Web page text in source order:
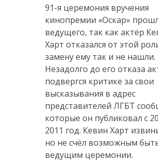
91-я церемония вручения
кинопремии «Оскар»
ведущего, так как актёр
Харт отказался от этой
замену ему так и не нашли.
Незадолго до его отказа
подвергся критике за свои
высказывания в адрес
представителей ЛГБТ
которые он публиковал с
2011 год. Кевин Харт
но не счёл возможным
ведущим церемонии.